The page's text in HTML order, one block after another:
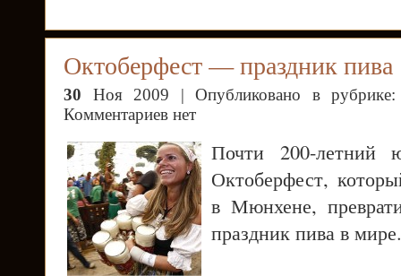
Октоберфест — праздник пива
30 Ноя 2009 | Опубликовано в
Комментариев нет
Почти 200-летний
Октоберфест,
в Мюнхене,
праздник пива в мире.